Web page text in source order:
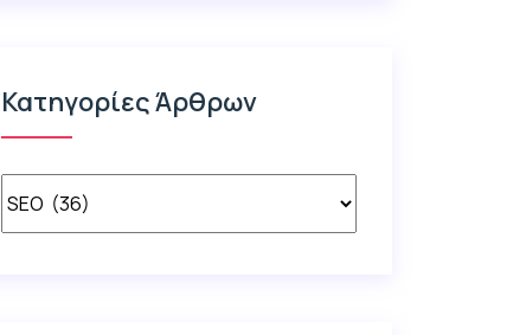
Κατηγορίες Άρθρων